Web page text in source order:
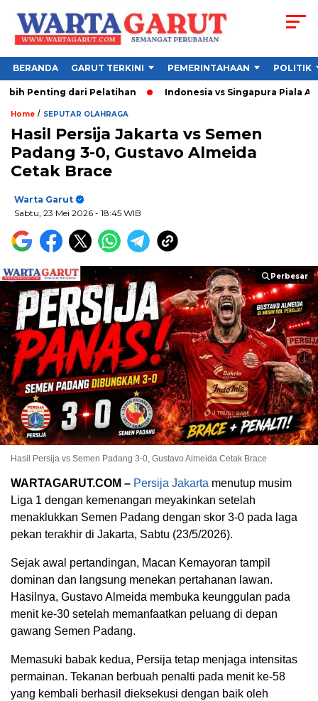
BERANDA GARUT TERKINI PEMERINTAHAAN POLITIK
dari Pelatihan Indonesia vs Singapura Piala AFF
Home / SEPUTAR OLAHRAGA
Hasil Persija Jakarta vs Semen
Padang 3-0, Gustavo Almeida
Cetak Brace
Warta Garut
Sabtu, 23 Mei 2026 - 18:45 WIB
Perbesar
Perbesar
Hasil Persija vs Semen Padang 3-0, Gustavo Almeida Cetak Brace
WARTAGARUT.COM – Persija Jakarta menutup musim
Liga 1 dengan kemenangan meyakinkan setelah
menaklukkan Semen Padang dengan skor 3-0 pada laga
pekan terakhir di Jakarta, Sabtu (23/5/2026).
Sejak awal pertandingan, Macan Kemayoran tampil
dominan dan langsung menekan pertahanan lawan.
Hasilnya, Gustavo Almeida membuka keunggulan pada
menit ke-30 setelah memanfaatkan peluang di depan
gawang Semen Padang.
Memasuki babak kedua, Persija tetap menjaga intensitas
permainan. Tekanan berbuah penalti pada menit ke-58
yang kembali berhasil dieksekusi dengan baik oleh